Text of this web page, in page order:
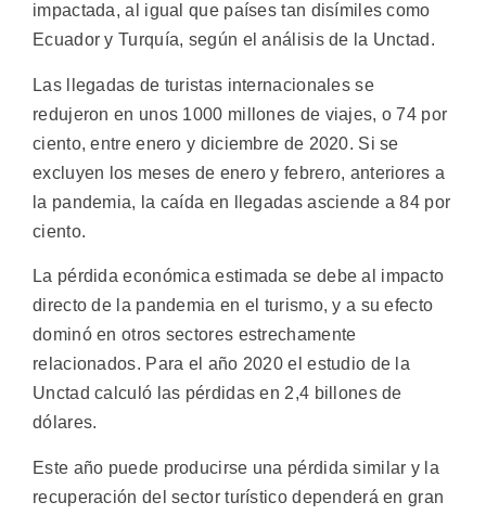
impactada, al igual que países tan disímiles como
Ecuador y Turquía, según el análisis de la Unctad.
Las llegadas de turistas internacionales se
redujeron en unos 1000 millones de viajes, o 74 por
ciento, entre enero y diciembre de 2020. Si se
excluyen los meses de enero y febrero, anteriores a
la pandemia, la caída en llegadas asciende a 84 por
ciento.
La pérdida económica estimada se debe al impacto
directo de la pandemia en el turismo, y a su efecto
dominó en otros sectores estrechamente
relacionados. Para el año 2020 el estudio de la
Unctad calculó las pérdidas en 2,4 billones de
dólares.
Este año puede producirse una pérdida similar y la
recuperación del sector turístico dependerá en gran